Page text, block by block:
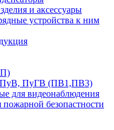
и аксессуары
устройства к ним
ПуВ, ПуГВ (ПВ1,ПВ3)
для видеонаблюдения
безопастности